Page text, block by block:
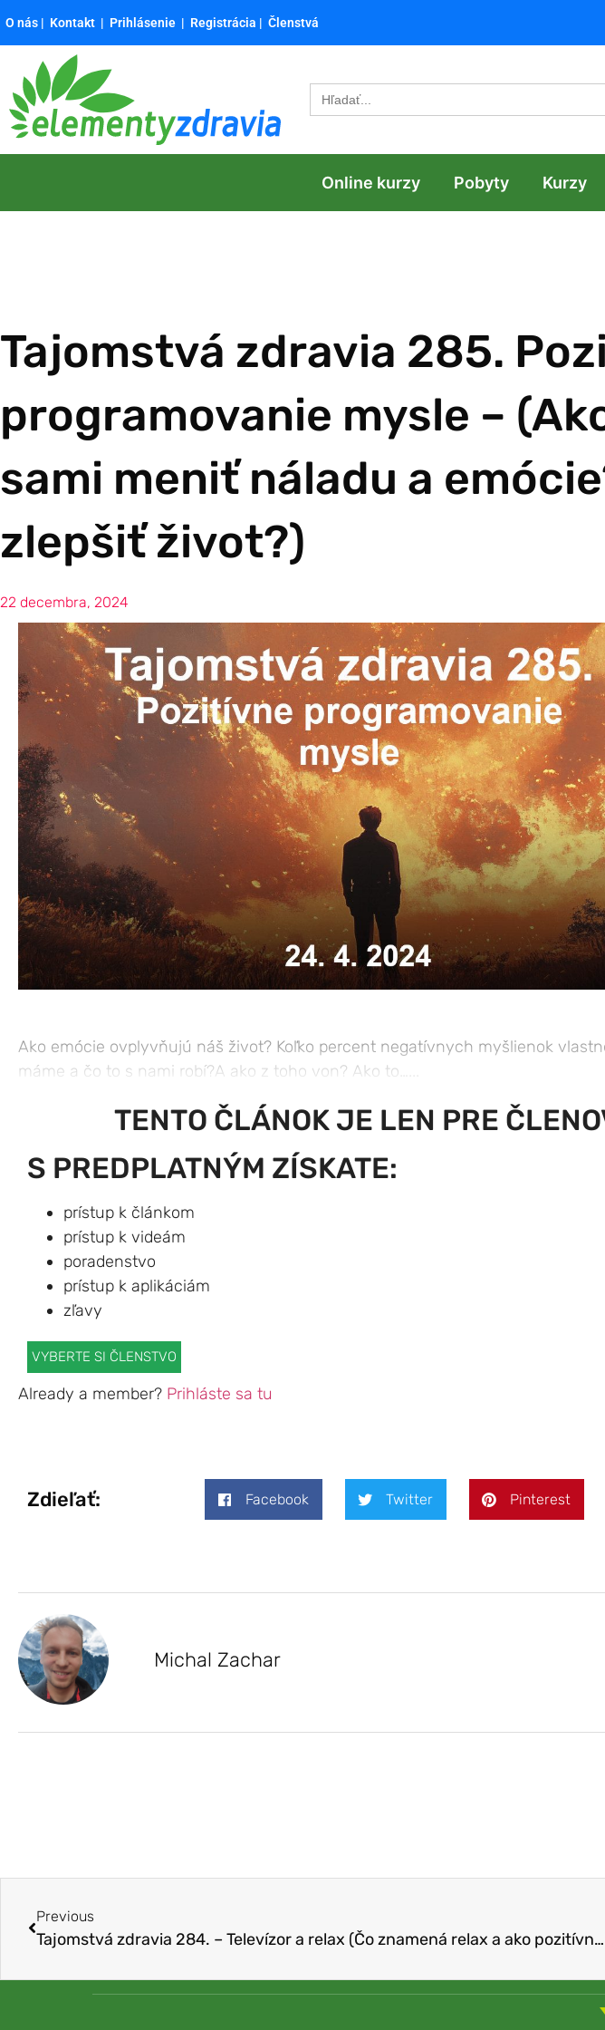
O nás | Kontakt | Prihlásenie | Registrácia | Členstvá
Search
for:
Online kurzy Pobyty Kurzy
Tajomstvá zdravia 285.
programovanie mysle –
sami meniť náladu a
zlepšiť život?)
22 decembra, 2024
Ako emócie ovplyvňujú náš život? Koľko percent negatívnych myšlienok
máme a čo to s nami robí?A ako z toho von? Ako to…...
TENTO ČLÁNOK JE LEN PRE
S PREDPLATNÝM ZÍSKATE:
prístup k článkom
prístup k videám
poradenstvo
prístup k aplikáciám
zľavy
VYBERTE SI ČLENSTVO
Already a member? Prihláste sa tu
Zdieľať: Facebook Twitter Pinterest
Michal Zachar
Previous
Tajomstvá zdravia 284. – Televízor a relax (Čo znamená relax a ako pozitívne využiť žiarič zvaný TV?)